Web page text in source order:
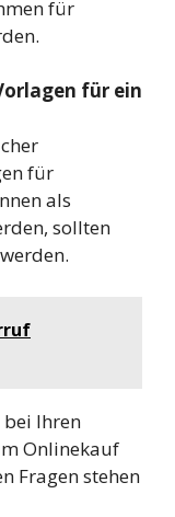
für
für ein
für
als
sollten
bei Ihren
Onlinekauf
Fragen stehen